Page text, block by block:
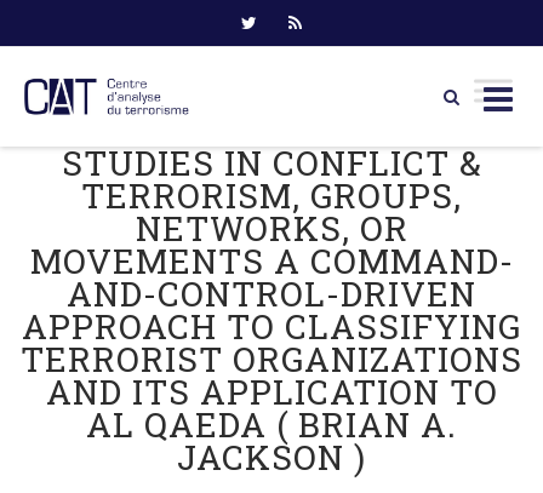
STUDIES IN CONFLICT &
TERRORISM, GROUPS,
NETWORKS, OR
MOVEMENTS A COMMAND-
AND-CONTROL-DRIVEN
APPROACH TO CLASSIFYING
TERRORIST ORGANIZATIONS
AND ITS APPLICATION TO
AL QAEDA ( BRIAN A.
JACKSON )